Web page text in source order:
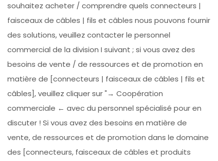
souhaitez acheter / comprendre quels connecteurs |
faisceaux de câbles | fils et câbles nous pouvons fournir
des solutions, veuillez contacter le personnel
commercial de la division I suivant ; si vous avez des
besoins de vente / de ressources et de promotion en
matière de [connecteurs | faisceaux de câbles | fils et
câbles], veuillez cliquer sur "→ Coopération
commerciale ← avec du personnel spécialisé pour en
discuter ! Si vous avez des besoins en matière de
vente, de ressources et de promotion dans le domaine
des [connecteurs, faisceaux de câbles et produits